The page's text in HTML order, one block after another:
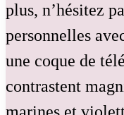
plus, n’hésitez
personnelles
une coque de
contrastent